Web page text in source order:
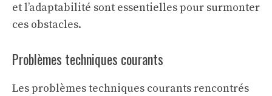
et l’adaptabilité sont essentielles pour surmonter
ces obstacles.
Problèmes techniques courants
Les problèmes techniques courants rencontrés